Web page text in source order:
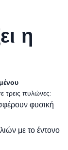
η
τρεις πυλώνες:
φυσική
με το έντονο